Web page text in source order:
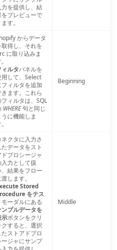
力を提供し、結
をプレビューで
す。
からデータ
取得し、それを
に取り込みま
ィルタパネルを
用して、Select
フィルタを追加
きます。これら
フィルタは、SQL
WHERE句と同じ
うに機能しま
Beginning
ネクタに入力さ
データをスト
ドプロシージャ
入力として扱
、結果をフロー
します。
Stored
をテス
モーダルにある
ンプルデータを
示ボタンをクリ
クすると、選択
たストアドプロ
ージャにサンプ
Middle